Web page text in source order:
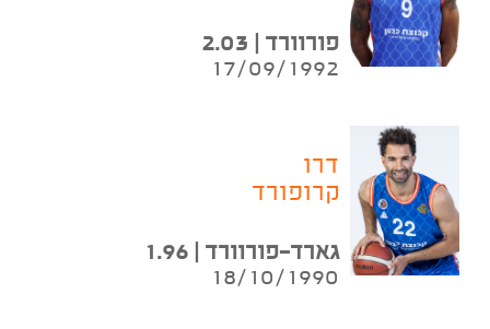
פורוורד | 2.03
17/09/1992
דרו
קרופורד
גארד-פורוורד | 1.96
18/10/1990